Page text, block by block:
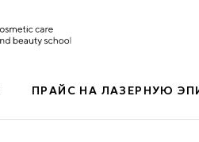
ПРАЙС НА ЛАЗЕРНУЮ